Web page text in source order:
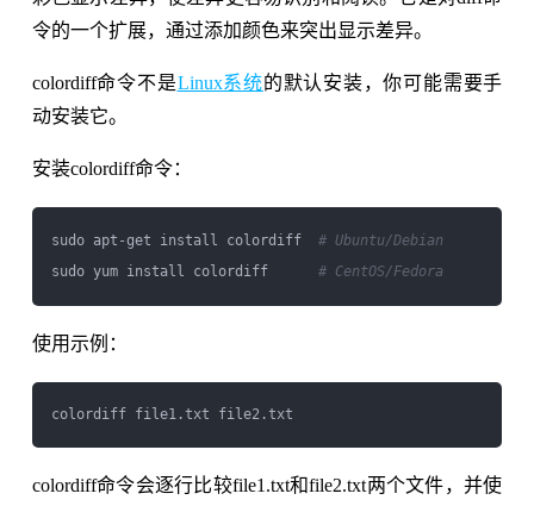
令的一个扩展，通过添加颜色来突出显示差异。
colordiff命令不是Linux系统的默认安装，你可能需要手
动安装它。
安装colordiff命令：
sudo apt-get install colordiff # Ubuntu/Debian
sudo yum install colordiff # CentOS/Fedora
使用示例：
colordiff命令会逐行比较file1.txt和file2.txt两个文件，并使